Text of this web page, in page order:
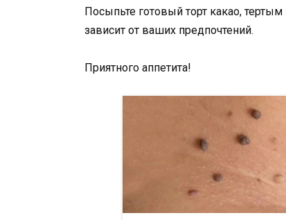
Посыпьте готовый торт какао,
зависит от ваших предпочтений.
Приятного аппетита!